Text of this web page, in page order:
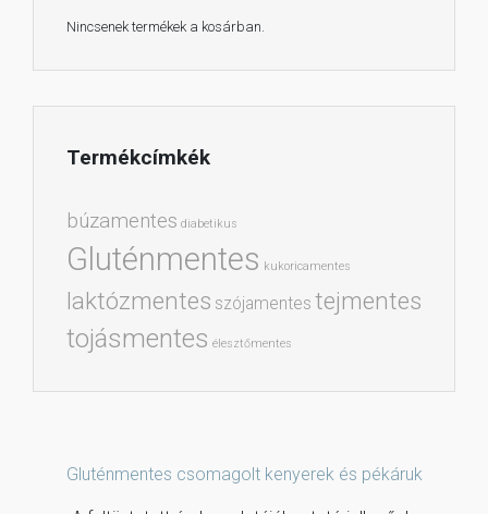
Nincsenek termékek a kosárban.
Termékcímkék
búzamentes diabetikus
Gluténmentes kukoricamentes
laktózmentes szójamentes tejmentes
tojásmentes élesztőmentes
Gluténmentes csomagolt kenyerek és pékáruk